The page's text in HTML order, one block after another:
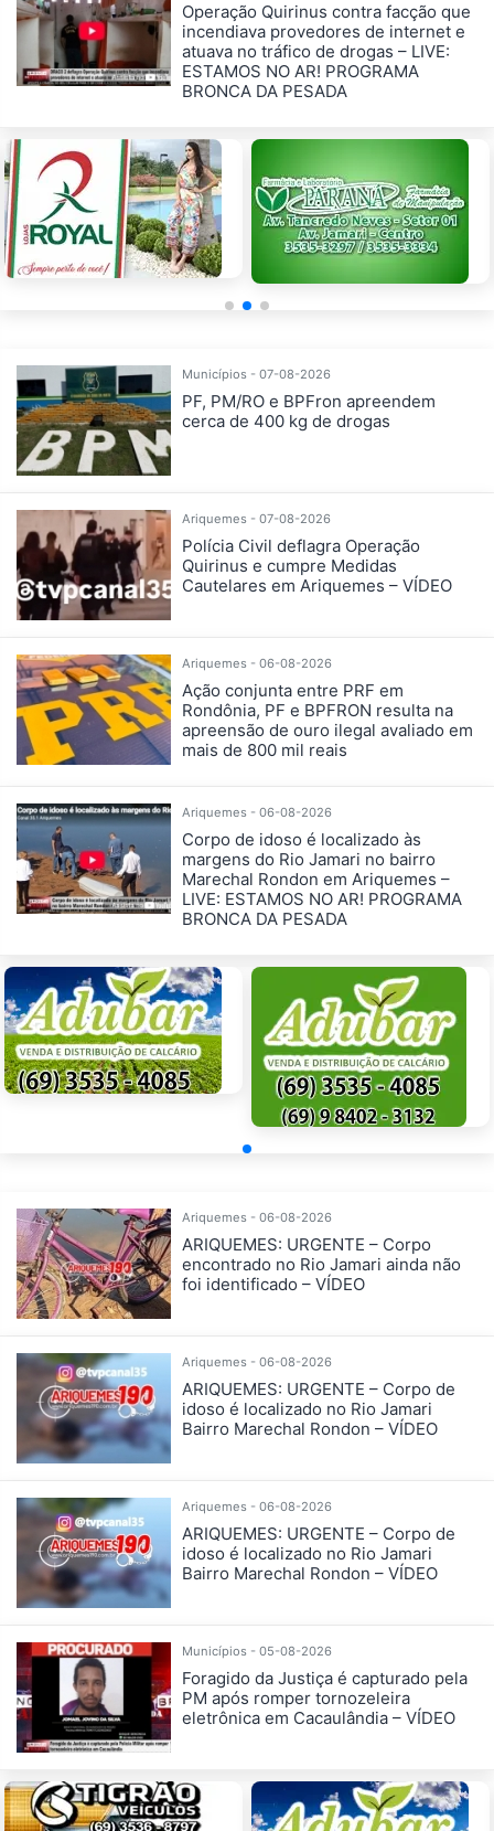
Operação Quirinus contra facção que
incendiava provedores de internet e
atuava no tráfico de drogas – LIVE:
ESTAMOS NO AR! PROGRAMA
BRONCA DA PESADA
Municípios - 07-08-2026
PF, PM/RO e BPFron apreendem
cerca de 400 kg de drogas
Ariquemes - 07-08-2026
Polícia Civil deflagra Operação
Quirinus e cumpre Medidas
Cautelares em Ariquemes – VÍDEO
Ariquemes - 06-08-2026
Ação conjunta entre PRF em
Rondônia, PF e BPFRON resulta na
apreensão de ouro ilegal avaliado em
mais de 800 mil reais
Ariquemes - 06-08-2026
Corpo de idoso é localizado às
margens do Rio Jamari no bairro
Marechal Rondon em Ariquemes –
LIVE: ESTAMOS NO AR! PROGRAMA
BRONCA DA PESADA
Ariquemes - 06-08-2026
ARIQUEMES: URGENTE – Corpo
encontrado no Rio Jamari ainda não
foi identificado – VÍDEO
Ariquemes - 06-08-2026
ARIQUEMES: URGENTE – Corpo de
idoso é localizado no Rio Jamari
Bairro Marechal Rondon – VÍDEO
Ariquemes - 06-08-2026
ARIQUEMES: URGENTE – Corpo de
idoso é localizado no Rio Jamari
Bairro Marechal Rondon – VÍDEO
Municípios - 05-08-2026
Foragido da Justiça é capturado pela
PM após romper tornozeleira
eletrônica em Cacaulândia – VÍDEO